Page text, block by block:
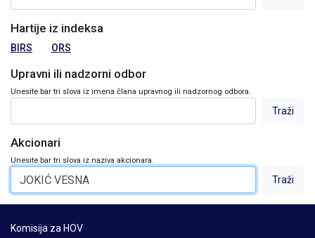
Hartije iz indeksa
BIRS ORS
Upravni ili nadzorni odbor
Unesite bar tri slova iz imena člana upravnog ili nadzornog odbora.
Akcionari
Unesite bar tri slova iz naziva akcionara.
Komisija za HOV